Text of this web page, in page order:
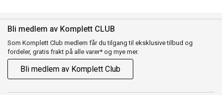
Bli medlem av Komplett CLUB
Som Komplett Club medlem får du tilgang til eksklusive tilbud og
fordeler, gratis frakt på alle varer* og mye mer.
Bli medlem av Komplett Club